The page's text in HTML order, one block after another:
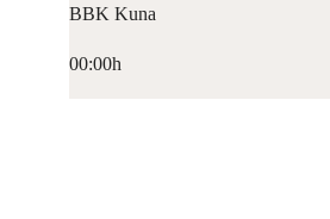
BBK Kuna
00:00h